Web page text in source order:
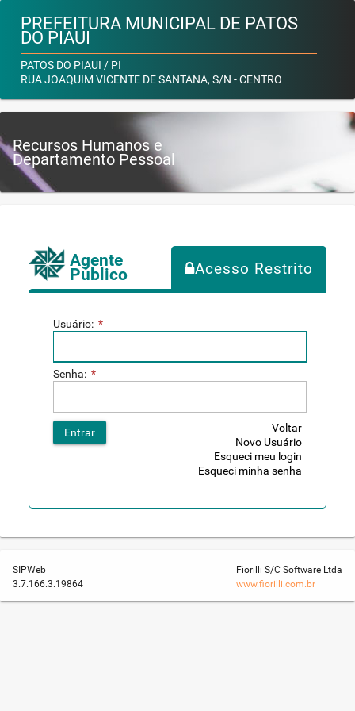
PREFEITURA MUNICIPAL DE PATOS
DO PIAUI
PATOS DO PIAUI / PI
RUA JOAQUIM VICENTE DE SANTANA, S/N - CENTRO
Recursos Humanos e
Departamento Pessoal
Agente
Público Acesso Restrito
Usuário: *
Senha: *
Entrar
Voltar
Novo Usuário
Esqueci meu login
Esqueci minha senha
SIPWeb
3.7.166.3.19864
Fiorilli S/C Software Ltda
www.fiorilli.com.br